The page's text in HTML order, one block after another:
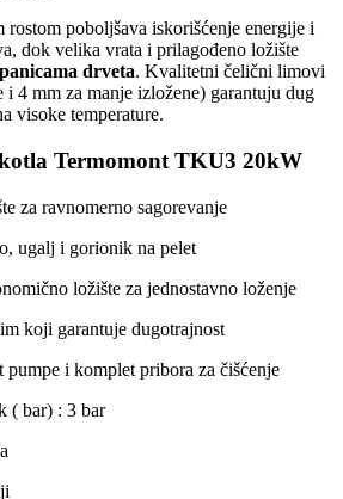
rostom poboljšava iskorišćenje energije i
dok velika vrata i prilagođeno ložište
drveta. Kvalitetni čelični limovi
4 mm za manje izložene) garantuju dug
visoke temperature.
Termomont TKU3 20kW
za ravnomerno sagorevanje
ugalj i gorionik na pelet
ložište za jednostavno loženje
koji garantuje dugotrajnost
pumpe i komplet pribora za čišćenje
( bar) : 3 bar